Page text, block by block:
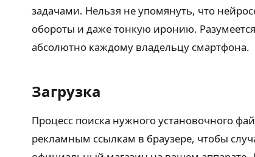
задачами. Нельзя не упомянуть, что
обороты и даже тонкую иронию.
абсолютно каждому владельцу смартфона.
Загрузка
Процесс поиска нужного установочного
рекламным ссылкам в браузере, чтобы